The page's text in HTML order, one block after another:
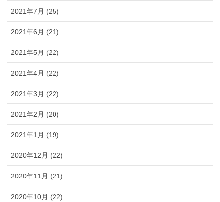
2021年7月 (25)
2021年6月 (21)
2021年5月 (22)
2021年4月 (22)
2021年3月 (22)
2021年2月 (20)
2021年1月 (19)
2020年12月 (22)
2020年11月 (21)
2020年10月 (22)